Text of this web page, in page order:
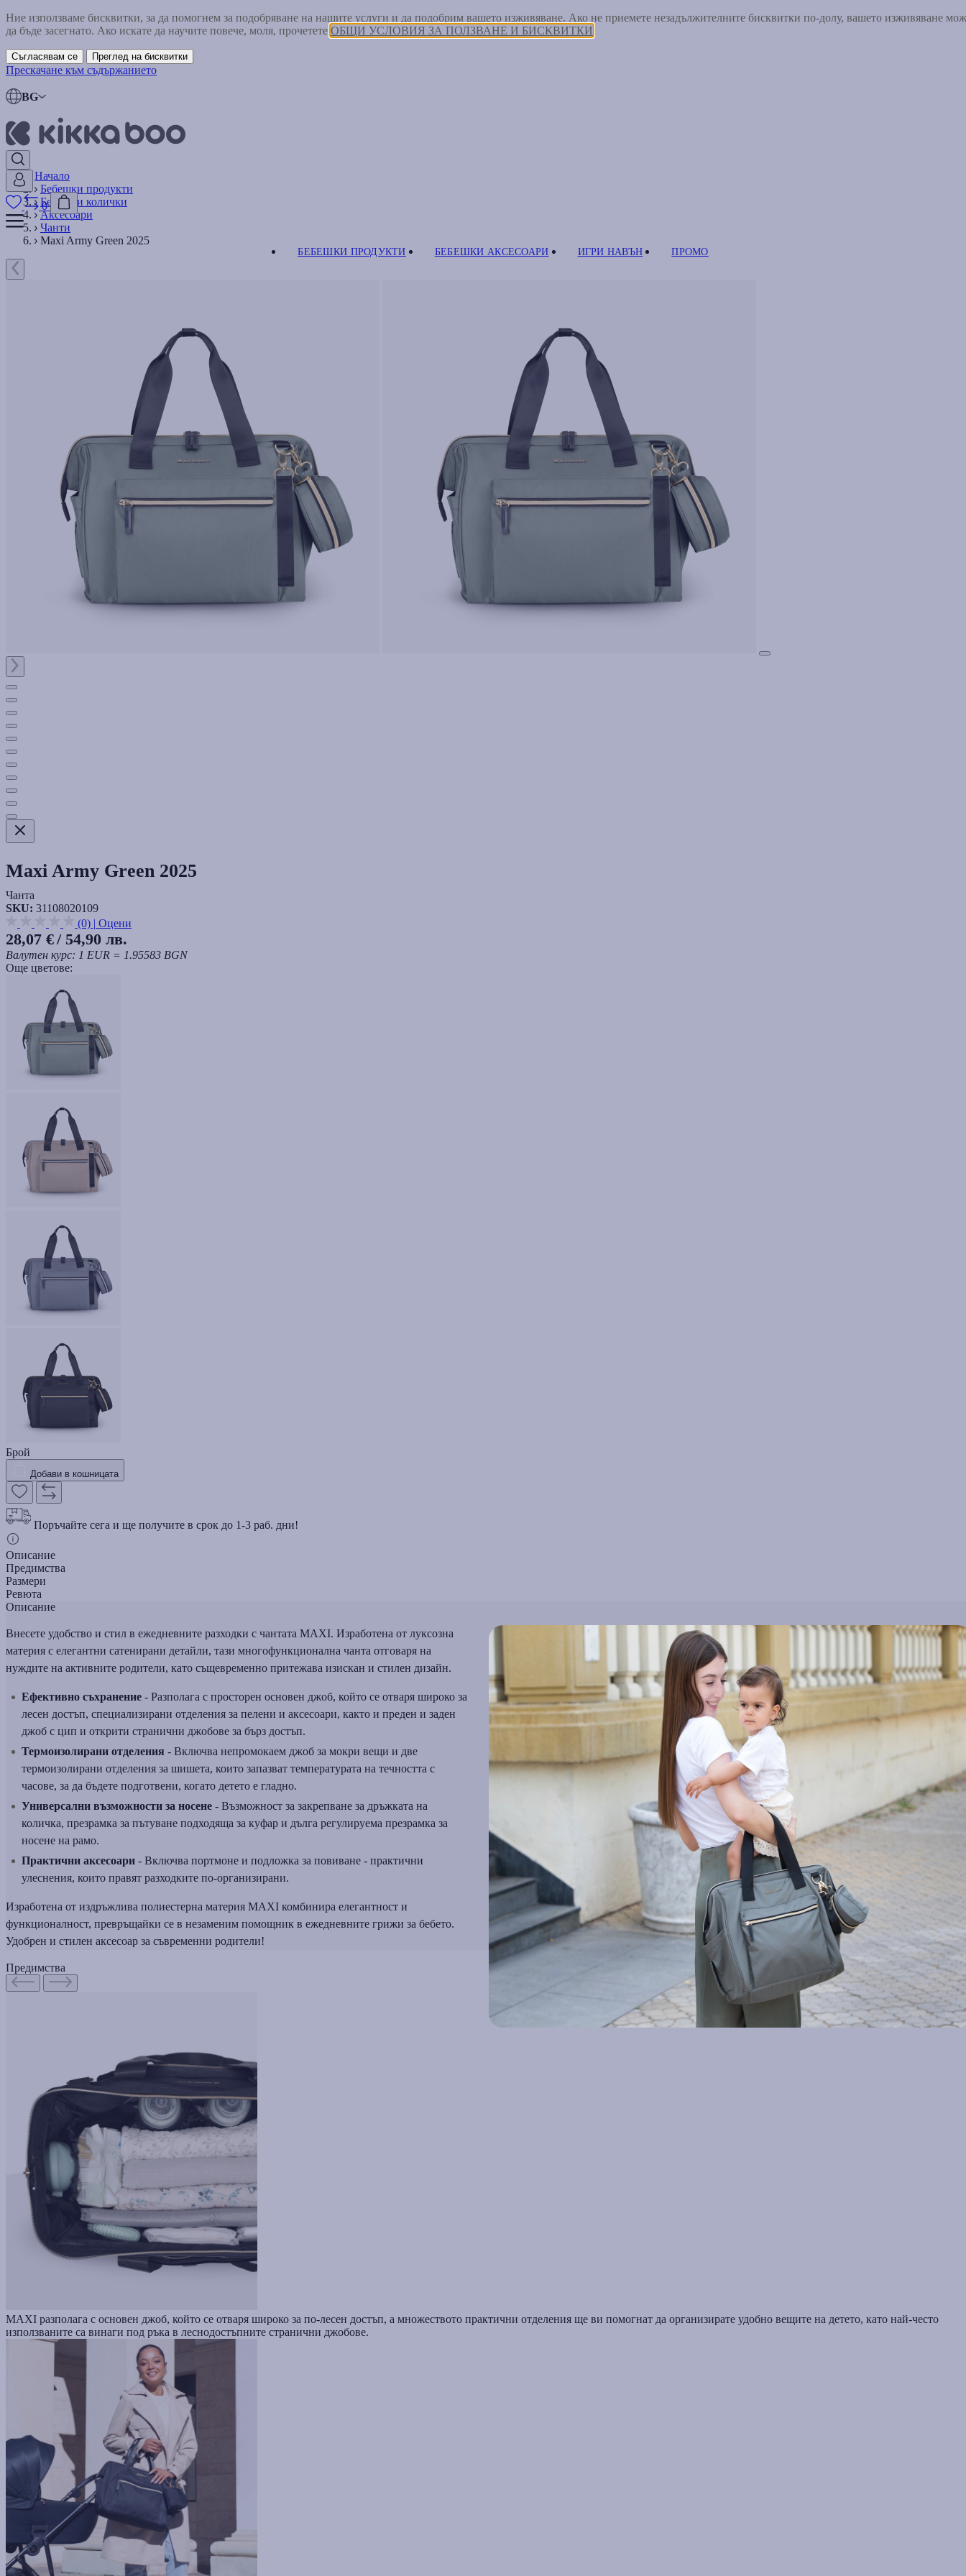
Ние използваме бисквитки, за да помогнем за подобряване на нашите услуги и да подобрим вашето изживяване. Ако не приемете незадължителните бисквитки по-долу, вашето изживяване
да бъде засегнато. Ако искате да научите повече, моля, прочетете ОБЩИ УСЛОВИЯ ЗА ПОЛЗВАНЕ И БИСКВИТКИ
Съгласявам се Преглед на бисквитки
Прескачане към съдържанието
BG
0
БЕБЕШКИ ПРОДУКТИ БЕБЕШКИ АКСЕСОАРИ ИГРИ НАВЪН ПРОМО
Начало
Бебешки продукти
Бебешки колички
Аксесоари
Чанти
Maxi Army Green 2025
Maxi Army Green 2025
Чанта
SKU: 31108020109
(0) | Оцени
28,07 €/ 54,90 лв.
Валутен курс: 1 EUR = 1.95583 BGN
Още цветове:
Брой
Добави в кошницата
Поръчайте сега и ще получите в срок до 1-3 раб. дни!
Описание
Предимства
Размери
Ревюта
Описание
Внесете удобство и стил в ежедневните разходки с чантата MAXI. Изработена от луксозна
материя с елегантни сатенирани детайли, тази многофункционална чанта отговаря на
нуждите на активните родители, като същевременно притежава изискан и стилен дизайн.
Ефективно съхранение - Разполага с просторен основен джоб, който се отваря широко за
лесен достъп, специализирани отделения за пелени и аксесоари, както и преден и заден
джоб с цип и открити странични джобове за бърз достъп.
Термоизолирани отделения - Включва непромокаем джоб за мокри вещи и две
термоизолирани отделения за шишета, които запазват температурата на течността с
часове, за да бъдете подготвени, когато детето е гладно.
Универсални възможности за носене - Възможност за закрепване за дръжката на
количка, презрамка за пътуване подходяща за куфар и дълга регулируема презрамка за
носене на рамо.
Практични аксесоари - Включва портмоне и подложка за повиване - практични
улеснения, които правят разходките по-организирани.
Изработена от издръжлива полиестерна материя MAXI комбинира елегантност и
функционалност, превръщайки се в незаменим помощник в ежедневните грижи за бебето.
Удобрен и стилен аксесоар за съвременни родители!
Предимства
MAXI разполага с основен джоб, който се отваря широко за по-лесен достъп, а множеството практични отделения ще ви помогнат да организирате удобно вещите на детето, като най-често
използваните са винаги под ръка в леснодостъпните странични джобове.